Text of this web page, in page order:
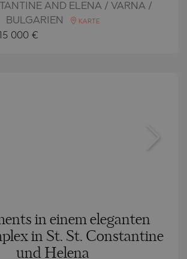
AND ELENA / VARNA /
BULGARIEN
KARTE
000 €
in einem eleganten
in St. St. Constantine
und Helena